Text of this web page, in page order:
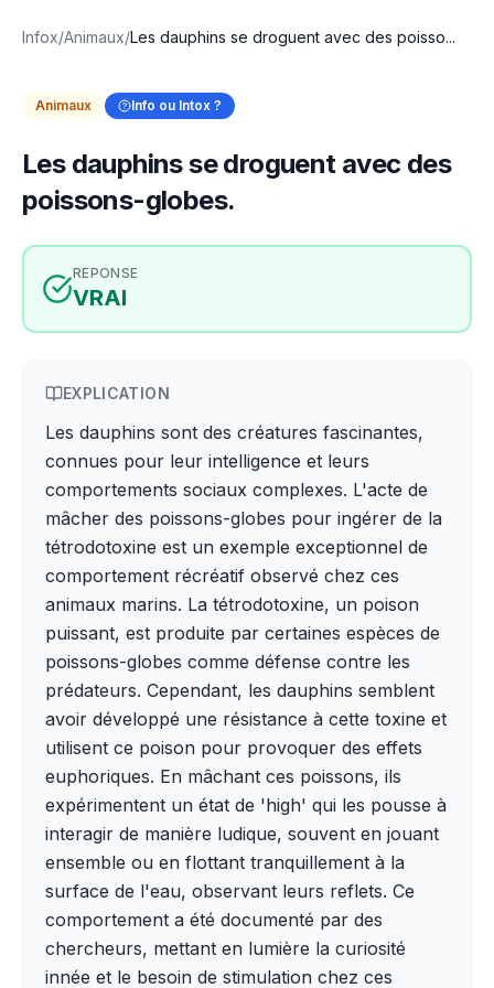
Infox/Animaux/Les dauphins se droguent avec des poisso...
Animaux Info ou Intox ?
Les dauphins se droguent avec des
poissons-globes.
REPONSE
VRAI
EXPLICATION
Les dauphins sont des créatures fascinantes,
connues pour leur intelligence et leurs
comportements sociaux complexes. L'acte de
mâcher des poissons-globes pour ingérer de la
tétrodotoxine est un exemple exceptionnel de
comportement récréatif observé chez ces
animaux marins. La tétrodotoxine, un poison
puissant, est produite par certaines espèces de
poissons-globes comme défense contre les
prédateurs. Cependant, les dauphins semblent
avoir développé une résistance à cette toxine et
utilisent ce poison pour provoquer des effets
euphoriques. En mâchant ces poissons, ils
expérimentent un état de 'high' qui les pousse à
interagir de manière ludique, souvent en jouant
ensemble ou en flottant tranquillement à la
surface de l'eau, observant leurs reflets. Ce
comportement a été documenté par des
chercheurs, mettant en lumière la curiosité
innée et le besoin de stimulation chez ces